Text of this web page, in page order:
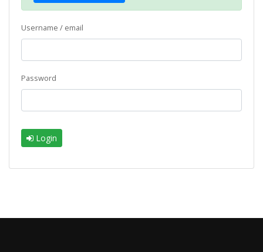
Username / email
Password
Login